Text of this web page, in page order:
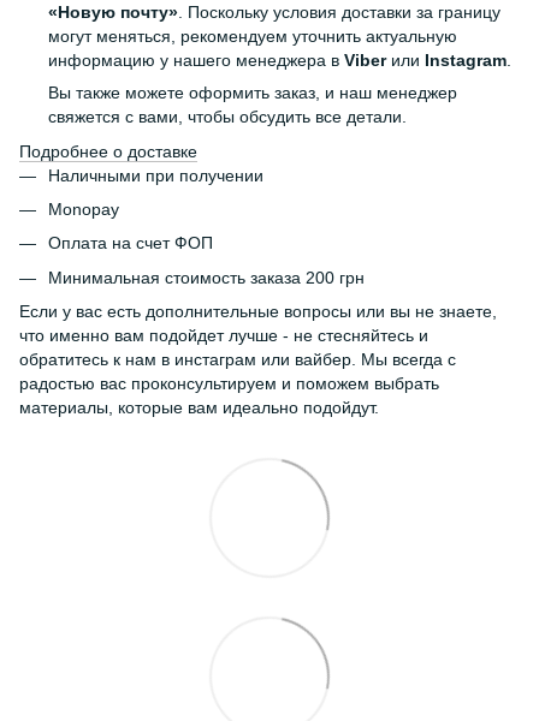
«Новую почту» . Поскольку условия доставки за границу
могут меняться, рекомендуем уточнить актуальную
информацию у нашего менеджера в Viberили Instagram
Вы также можете оформить заказ, и наш менеджер
свяжется с вами, чтобы обсудить все детали.
Подробнее о доставке
Наличными при получении
Monopay
Оплата на счет ФОП
Минимальная стоимость заказа 200 грн
Если у вас есть дополнительные вопросы или вы не знаете,
что именно вам подойдет лучше - не стесняйтесь и
обратитесь к нам в инстаграм или вайбер. Мы всегда с
радостью вас проконсультируем и поможем выбрать
материалы, которые вам идеально подойдут.